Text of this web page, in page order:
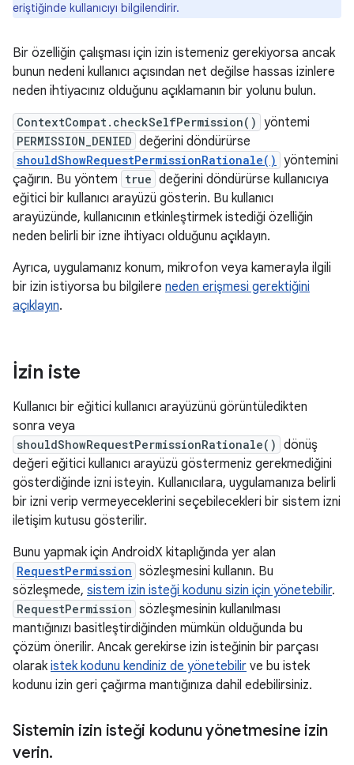
eriştiğinde kullanıcıyı bilgilendirir.
Bir özelliğin çalışması için izin istemeniz gerekiyorsa ancak
bunun nedeni kullanıcı açısından net değilse hassas izinlere
neden ihtiyacınız olduğunu açıklamanın bir yolunu bulun.
ContextCompat.checkSelfPermission() yöntemi
PERMISSION_DENIED değerini döndürürse
shouldShowRequestPermissionRationale() yöntemini
çağırın. Bu yöntem true değerini döndürürse kullanıcıya
eğitici bir kullanıcı arayüzü gösterin. Bu kullanıcı
arayüzünde, kullanıcının etkinleştirmek istediği özelliğin
neden belirli bir izne ihtiyacı olduğunu açıklayın.
Ayrıca, uygulamanız konum, mikrofon veya kamerayla ilgili
bir izin istiyorsa bu bilgilere neden erişmesi gerektiğini
açıklayın.
İzin iste
Kullanıcı bir eğitici kullanıcı arayüzünü görüntüledikten
sonra veya
shouldShowRequestPermissionRationale() dönüş
değeri eğitici kullanıcı arayüzü göstermeniz gerekmediğini
gösterdiğinde izni isteyin. Kullanıcılara, uygulamanıza belirli
bir izni verip vermeyeceklerini seçebilecekleri bir sistem izni
iletişim kutusu gösterilir.
Bunu yapmak için AndroidX kitaplığında yer alan
RequestPermission sözleşmesini kullanın. Bu
sözleşmede, sistem izin isteği kodunu sizin için yönetebilir.
RequestPermission sözleşmesinin kullanılması
mantığınızı basitleştirdiğinden mümkün olduğunda bu
çözüm önerilir. Ancak gerekirse izin isteğinin bir parçası
olarak istek kodunu kendiniz de yönetebilir ve bu istek
kodunu izin geri çağırma mantığınıza dahil edebilirsiniz.
Sistemin izin isteği kodunu yönetmesine izin
verin.